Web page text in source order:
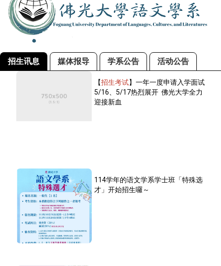
招生讯息 媒体报导 学系公告 活动公告
【招生考试】一年一度申请入学面试
5/16、5/17热烈展开 佛光大学全力
迎接新血
114学年的语文学系学士班「特殊选
才」开始招生囉～